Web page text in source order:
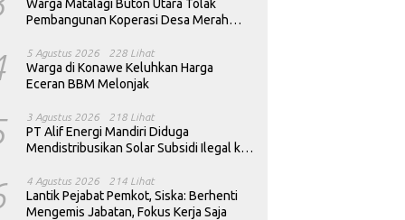
Warga Matalagi Buton Utara Tolak
Pembangunan Koperasi Desa Merah
5 Agustus 2026 228 Lihat
Warga di Konawe Keluhkan Harga
Eceran BBM Melonjak
3 Agustus 2026 218 Lihat
PT Alif Energi Mandiri Diduga
Mendistribusikan Solar Subsidi Ilegal ke
4 Agustus 2026 214 Lihat
Lantik Pejabat Pemkot, Siska: Berhenti
Mengemis Jabatan, Fokus Kerja Saja